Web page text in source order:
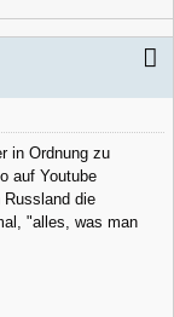
in Ordnung zu
auf Youtube
die
"alles, was man